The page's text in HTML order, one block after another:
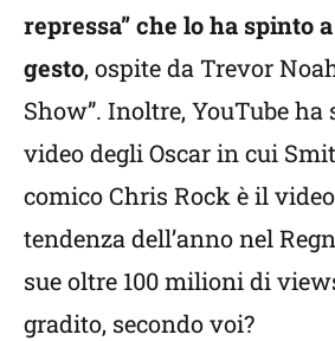
repressa” che lo ha spinto
gesto, ospite da Trevor
Show”. Inoltre, YouTube ha
video degli Oscar in cui
comico Chris Rock è il
tendenza dell’anno nel
sue oltre 100 milioni di
gradito, secondo voi?